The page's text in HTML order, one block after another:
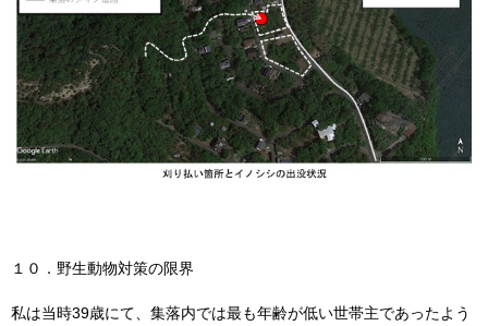
１０．野生動物対策の限界
私は当時39歳にて、集落内では最も年齢が低い世帯主であったよう